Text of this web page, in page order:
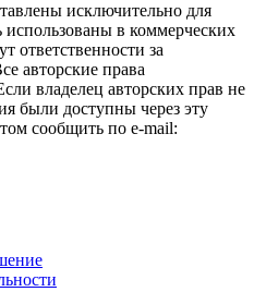
исключительно для
в коммерческих
ответственности за
авторские права
владелец авторских прав не
были доступны через эту
сообщить по e-mail: